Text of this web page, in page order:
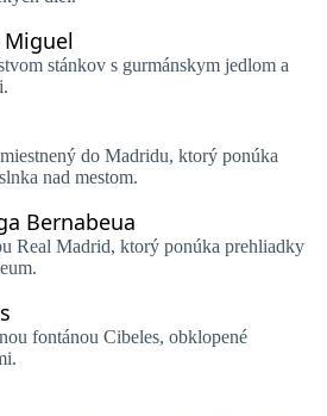
Miguel
stánkov s gurmánskym jedlom a
do Madridu, ktorý ponúka
nad mestom.
Bernabeua
Real Madrid, ktorý ponúka prehliadky
fontánou Cibeles, obklopené